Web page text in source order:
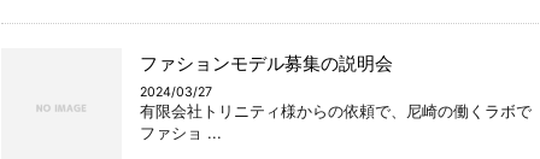
ファションモデル募集の説明会
2024/03/27
有限会社トリニティ様からの依頼で、尼崎の働くラボで
ファショ ...